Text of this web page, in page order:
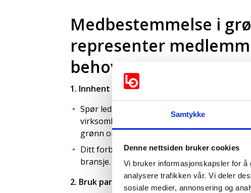
Samtykke
Denne nettsiden bruker cookies
Vi bruker informasjonskapsler for å
analysere trafikken vår. Vi deler
sosiale medier, annonsering og
Medbestemmelse i
representer
behov
1. Innhent informasjon og kartlegg grønn
Spør ledelsen om en orientering om din
virksomhet allerede har en langsiktig
grønn omstilling, og om klimarisiko i din
Ditt forbund kan være en god ressurs for
bransje.
2. Bruk partssamarbeidets etablerte